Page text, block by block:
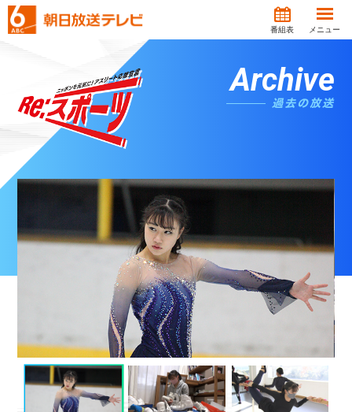
番組表 メニュー
Archive
過去の放送